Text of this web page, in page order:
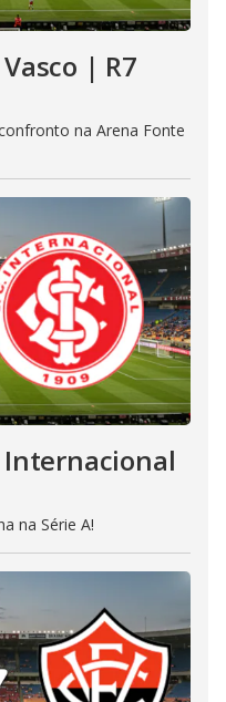
| R7
na Arena Fonte
Internacional
na Série A!